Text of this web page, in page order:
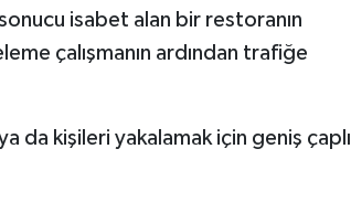
isabet alan bir restoranın
çalışmanın ardından trafiğe
da kişileri yakalamak için geniş çaplı